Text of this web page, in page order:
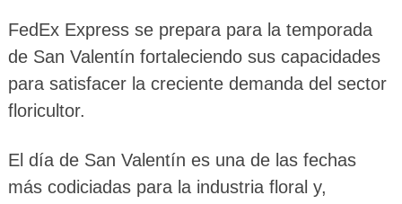
FedEx Express se prepara para la temporada
de San Valentín fortaleciendo sus capacidades
para satisfacer la creciente demanda del sector
floricultor.
El día de San Valentín es una de las fechas
más codiciadas para la industria floral y,